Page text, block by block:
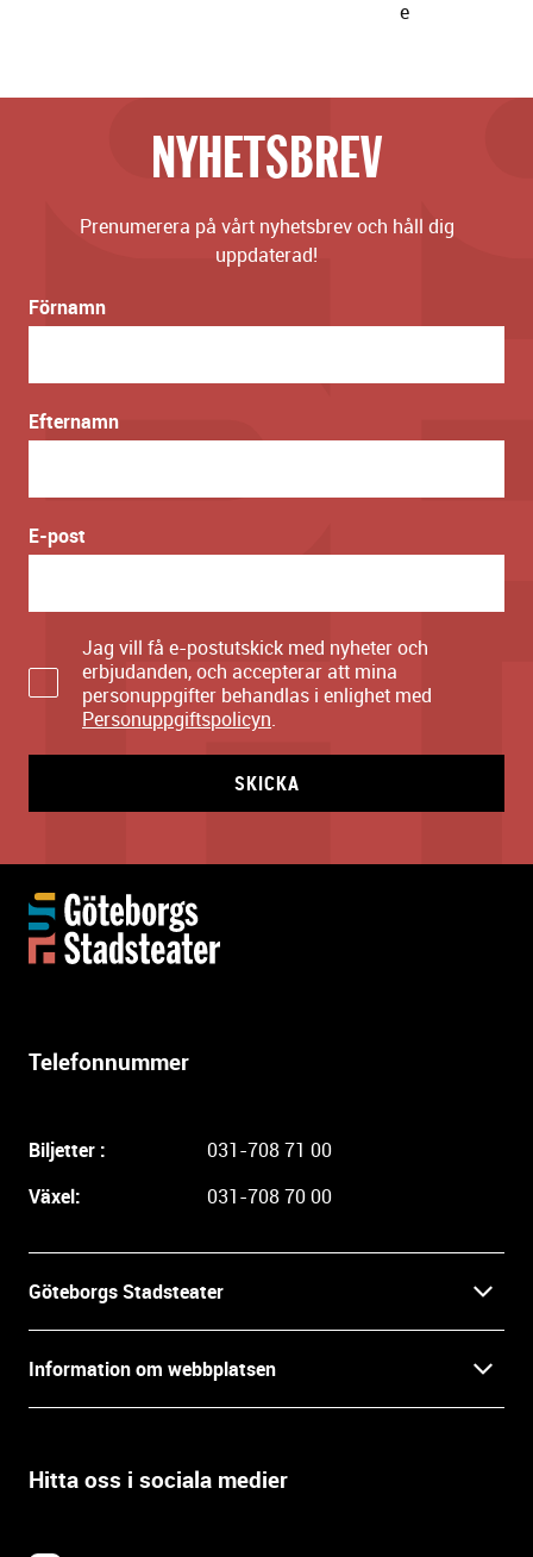
e
NYHETSBREV
Prenumerera på vårt nyhetsbrev och håll dig
uppdaterad!
Förnamn
Efternamn
E-post
Jag vill få e-postutskick med nyheter och
erbjudanden, och accepterar att mina
personuppgifter behandlas i enlighet med
Personuppgiftspolicyn.
SKICKA
Telefonnummer
Biljetter :
031-708 71 00
Växel:
031-708 70 00
Göteborgs Stadsteater
Press
Öppettider
Information om webbplatsen
Villkor och integritet
Hitta oss i sociala medier